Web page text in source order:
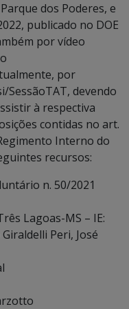
dos Poderes, e
publicado no DOE
por vídeo
por
SessãoTAT, devendo
à respectiva
contidas no art.
Interno do
recursos:
n. 50/2021
Lagoas-MS – IE:
Peri, José